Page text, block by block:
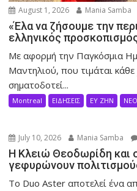
August 1, 2026 Mania Samba
«Έλα να ζήσουμε την
ελληνικός
Με αφορμή την Παγκόσμια
Μαντηλιού, που τιμάται
σηματοδοτεί...
Montreal ΕΙΔΗΣΕΙΣ ΕΥ ΖΗΝ
July 10, 2026 Mania Samba
Η Κλειώ Θεοδωρίδη και
γεφυρώνουν
Το Duo Aster αποτελεί ένα